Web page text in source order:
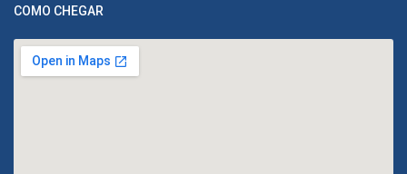
COMO CHEGAR